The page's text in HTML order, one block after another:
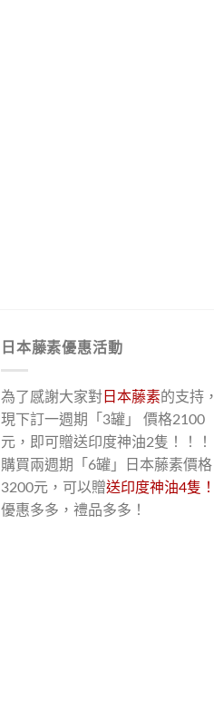
日本藤素優惠活動
為了感謝大家對 日本藤素的支持，
現下訂一週期「3罐」 價格2100
元，即可贈送印度神油2隻！！！
購買兩週期「6罐」日本藤素價格
3200元，可以贈送印度神油4隻！
優惠多多，禮品多多！